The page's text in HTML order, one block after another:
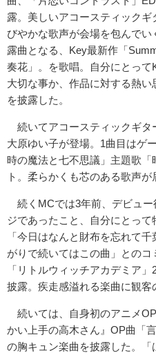
露。美しいアコースティック
びやかな歌声が会場を包んで
露曲となる、Key最新作「
奏花」。を歌唱。自分にとっ
大切な事か、作品に対する熱
を披露した。
続いてアコースティックギタ
大原ゆい子が登場。1曲目はゲ
時の魔法と七不思議」主題歌
ト。柔らかくも芯のある歌声が
続くMCでは3年前、デビュー
ジであったこと、自分にとって
「今日はなんと財布を忘れて
がりで続いてはこの曲」との
「リトルウィッチアカデミア
披露。疾走感溢れる楽曲に観客
続いては、自身初のアニメ
かい上手の高木さん』OP曲「
の胸キュン楽曲を披露した。「